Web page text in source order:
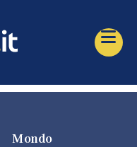
Mondo